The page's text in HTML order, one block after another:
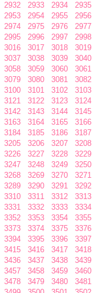
2932 2933 2934 2935
2953 2954 2955 2956
2974 2975 2976 2977
2995 2996 2997 2998
3016 3017 3018 3019
3037 3038 3039 3040
3058 3059 3060 3061
3079 3080 3081 3082
3100 3101 3102 3103
3121 3122 3123 3124
3142 3143 3144 3145
3163 3164 3165 3166
3184 3185 3186 3187
3205 3206 3207 3208
3226 3227 3228 3229
3247 3248 3249 3250
3268 3269 3270 3271
3289 3290 3291 3292
3310 3311 3312 3313
3331 3332 3333 3334
3352 3353 3354 3355
3373 3374 3375 3376
3394 3395 3396 3397
3415 3416 3417 3418
3436 3437 3438 3439
3457 3458 3459 3460
3478 3479 3480 3481